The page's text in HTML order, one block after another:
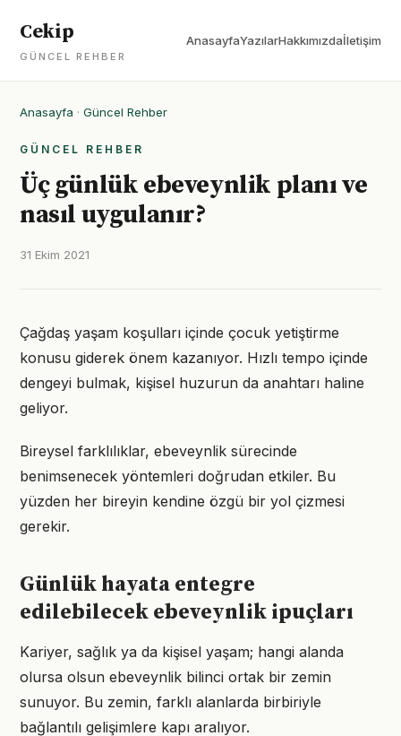
Cekip
GÜNCEL REHBER
AnasayfaYazılarHakkımızdaİletişim
Anasayfa · Güncel Rehber
GÜNCEL REHBER
Üç günlük ebeveynlik planı ve
nasıl uygulanır?
31 Ekim 2021
Çağdaş yaşam koşulları içinde çocuk yetiştirme
konusu giderek önem kazanıyor. Hızlı tempo içinde
dengeyi bulmak, kişisel huzurun da anahtarı haline
geliyor.
Bireysel farklılıklar, ebeveynlik sürecinde
benimsenecek yöntemleri doğrudan etkiler. Bu
yüzden her bireyin kendine özgü bir yol çizmesi
gerekir.
Günlük hayata entegre
edilebilecek ebeveynlik ipuçları
Kariyer, sağlık ya da kişisel yaşam; hangi alanda
olursa olsun ebeveynlik bilinci ortak bir zemin
sunuyor. Bu zemin, farklı alanlarda birbiriyle
bağlantılı gelişimlere kapı aralıyor.